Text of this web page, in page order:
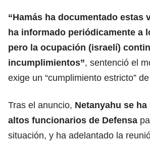
“Hamás ha documentado estas
ha informado periódicamente a
pero la ocupación (israelí)
incumplimientos”, sentenció el
exige un “cumplimiento estricto”
Tras el anuncio, Netanyahu se
altos funcionarios de Defensa
situación, y ha adelantado la